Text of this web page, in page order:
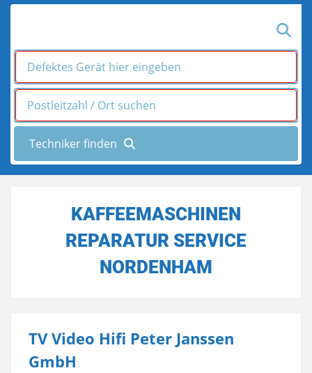
KAFFEEMASCHINEN
REPARATUR SERVICE
NORDENHAM
TV Video Hifi Peter Janssen
GmbH